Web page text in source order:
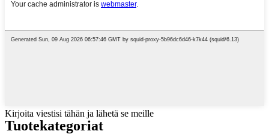
Kirjoita viestisi tähän ja lähetä se meille
Tuotekategoriat